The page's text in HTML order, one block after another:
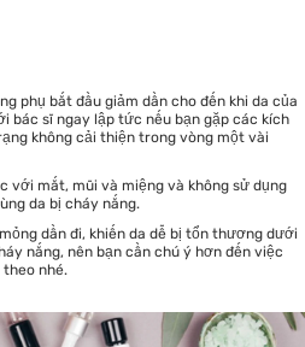
phụ bắt đầu giảm dần cho đến khi da của
bác sĩ ngay lập tức nếu bạn gặp các kích
không cải thiện trong vòng một vài
với mắt, mũi và miệng và không sử dụng
da bị cháy nắng.
dần đi, khiến da dễ bị tổn thương dưới
nắng, nên bạn cần chú ý hơn đến việc
theo nhé.